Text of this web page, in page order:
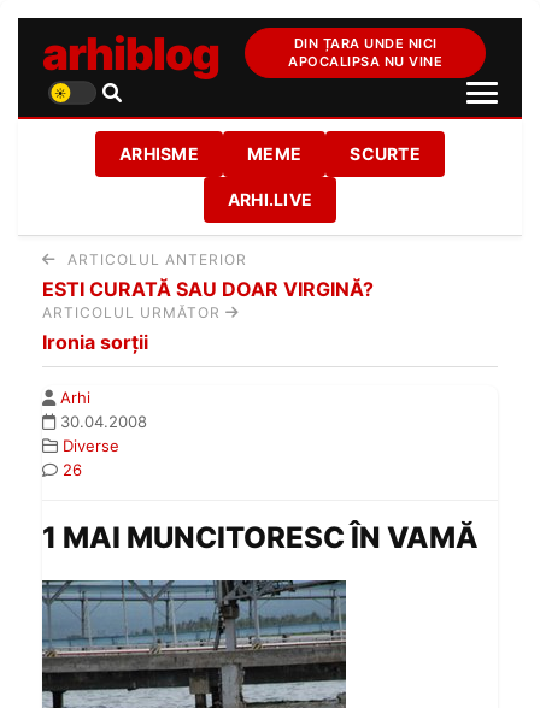
arhiblog
DIN ȚARA UNDE NICI
APOCALIPSA NU VINE
ARHISME MEME SCURTE
ARHI.LIVE
ARTICOLUL ANTERIOR
ESTI CURATĂ SAU DOAR VIRGINĂ?
ARTICOLUL URMĂTOR
Ironia sorţii
Arhi
30.04.2008
Diverse
26
1 MAI MUNCITORESC ÎN VAMĂ